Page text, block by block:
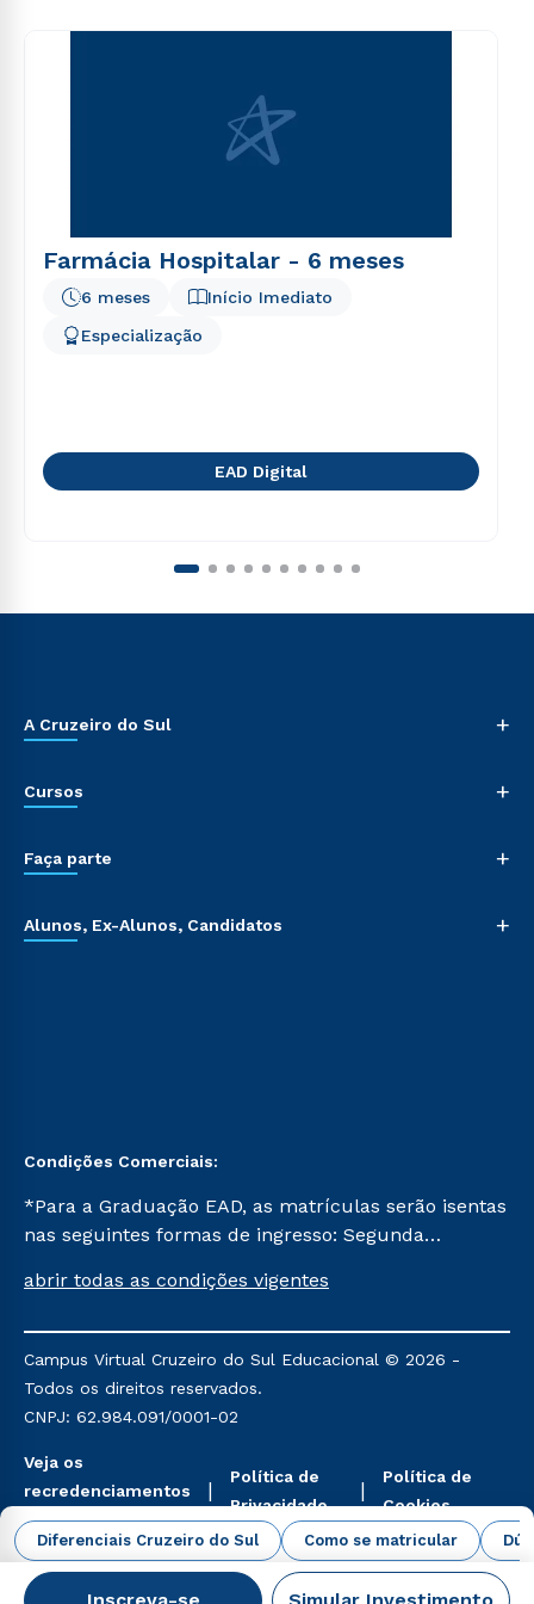
Diferenciais Cruzeiro do Sul Como se matricular
consequuntur magni dolores eos qui ratione
Farmácia Hospitalar - 6 meses
Início Imediato
6 meses
Especialização
EAD Digital
A Cruzeiro do Sul +
Cursos +
Faça parte +
Alunos, Ex-Alunos, Candidatos +
Condições Comerciais:
*Para a Graduação EAD, as matrículas serão isentas
nas seguintes formas de ingresso: Segunda
Já para as demais, a taxa de matrícula será de R$
mencionadas são referentes aos cursos: Ensino
Religioso, Geografia para a Docência e Metodologia
do Ensino de História: Questões Atuais.
abrir todas as condições vigentes
Campus Virtual Cruzeiro do Sul Educacional © 2026 -
Todos os direitos reservados.
CNPJ: 62.984.091/0001-02
Veja os
recredenciamentos
aqui
Política de
Privacidade
Política de
Cookies